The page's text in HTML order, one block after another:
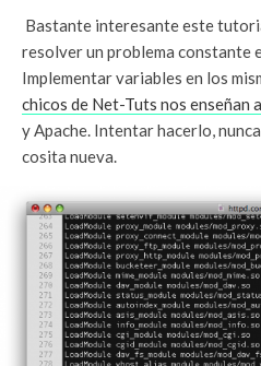
Bastante interesante este
resolver un problema constante
Implementar variables en los
chicos de Net-Tuts nos enseñan
y Apache. Intentar hacerlo,
cosita nueva.